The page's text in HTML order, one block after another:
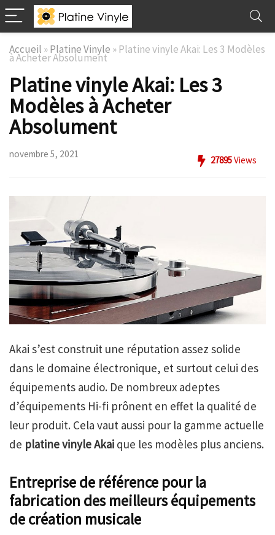
Accueil »Platine Vinyle » Platine vinyle Akai: Les 3 Modèles
à Acheter Absolument
Platine vinyle Akai: Les 3
Modèles à Acheter
Absolument
novembre 5, 2021
27895Views
Akai s’est construit une réputation assez solide
dans le domaine électronique, et surtout celui des
équipements audio. De nombreux adeptes
d’équipements Hi-fi prônent en effet la qualité de
leur produit. Cela vaut aussi pour la gamme actuelle
de platine vinyle Akai que les modèles plus anciens.
Entreprise de référence pour la
fabrication des meilleurs équipements
de création musicale